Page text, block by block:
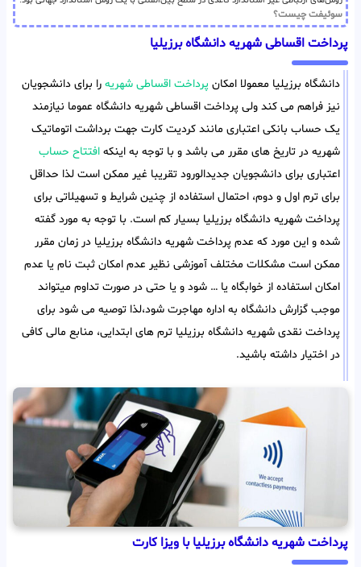
سوئیفت چیست؟
پرداخت اقساطی شهریه دانشگاه برزیلیا
دانشگاه برزیلیا معمولا امکان پرداخت اقساطی شهریه را برای دانشجویان
نیز فراهم می کند ولی پرداخت اقساطی شهریه دانشگاه عموما نیازمند
یک حساب بانکی اعتباری مانند کردیت کارت جهت برداشت اتوماتیک
شهریه در تاریخ های مقرر می باشد و با توجه به اینکه افتتاح حساب
اعتباری برای دانشجویان جدیدالورود تقریبا غیر ممکن است لذا حداقل
برای ترم اول و دوم، احتمال استفاده از چنین شرایط و تسهیلاتی برای
پرداخت شهریه دانشگاه برزیلیا بسیار کم است. با توجه به مورد گفته
شده و این مورد که عدم پرداخت شهریه دانشگاه برزیلیا در زمان مقرر
ممکن است مشکلات مختلف آموزشی نظیر عدم امکان ثبت نام یا عدم
امکان استفاده از خوابگاه یا … شود و یا حتی در صورت تداوم میتواند
موجب گزارش دانشگاه به اداره مهاجرت شود،لذا توصیه می شود برای
پرداخت نقدی شهریه دانشگاه برزیلیا ترم های ابتدایی، منابع مالی کافی
در اختیار داشته باشید.
پرداخت شهریه دانشگاه برزیلیا با ویزا کارت